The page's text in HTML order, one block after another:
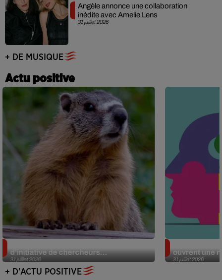
31 juillet 2026
Angèle annonce une collaboration
inédite avec Amelie Lens
+ DE MUSIQUE
Actu positive
31 juillet 2026
d’initiative de chercheurs...
31 juillet 2026
ouvrent une
+ D'ACTU POSITIVE